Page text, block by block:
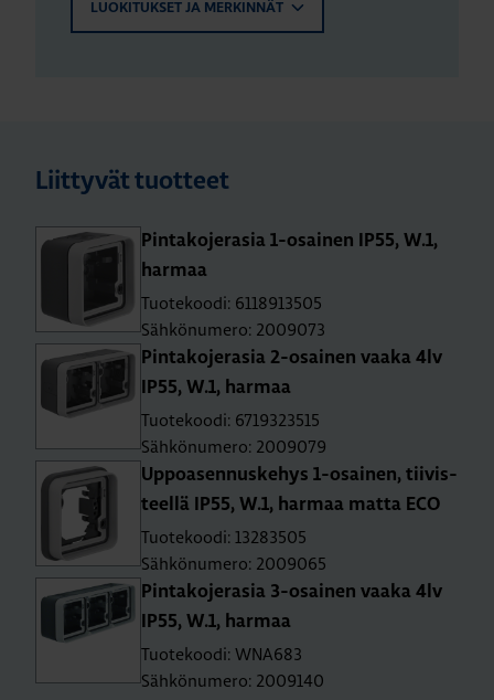
LUOKITUKSET JA MERKINNÄT
Liittyvät tuotteet
Pin­ta­ko­je­ra­sia 1-osai­nen IP55, W.1,
har­maa
Tuotekoodi: 6118913505
Sähkönumero: 2009073
Pin­ta­ko­je­ra­sia 2-osai­nen vaaka 4lv
IP55, W.1, har­maa
Tuotekoodi: 6719323515
Sähkönumero: 2009079
Up­poa­sen­nus­ke­hys 1-osai­nen, tii­vis­
teel­lä IP55, W.1, har­maa matta ECO
Tuotekoodi: 13283505
Sähkönumero: 2009065
Pin­ta­ko­je­ra­sia 3-osai­nen vaaka 4lv
IP55, W.1, har­maa
Tuotekoodi: WNA683
Sähkönumero: 2009140